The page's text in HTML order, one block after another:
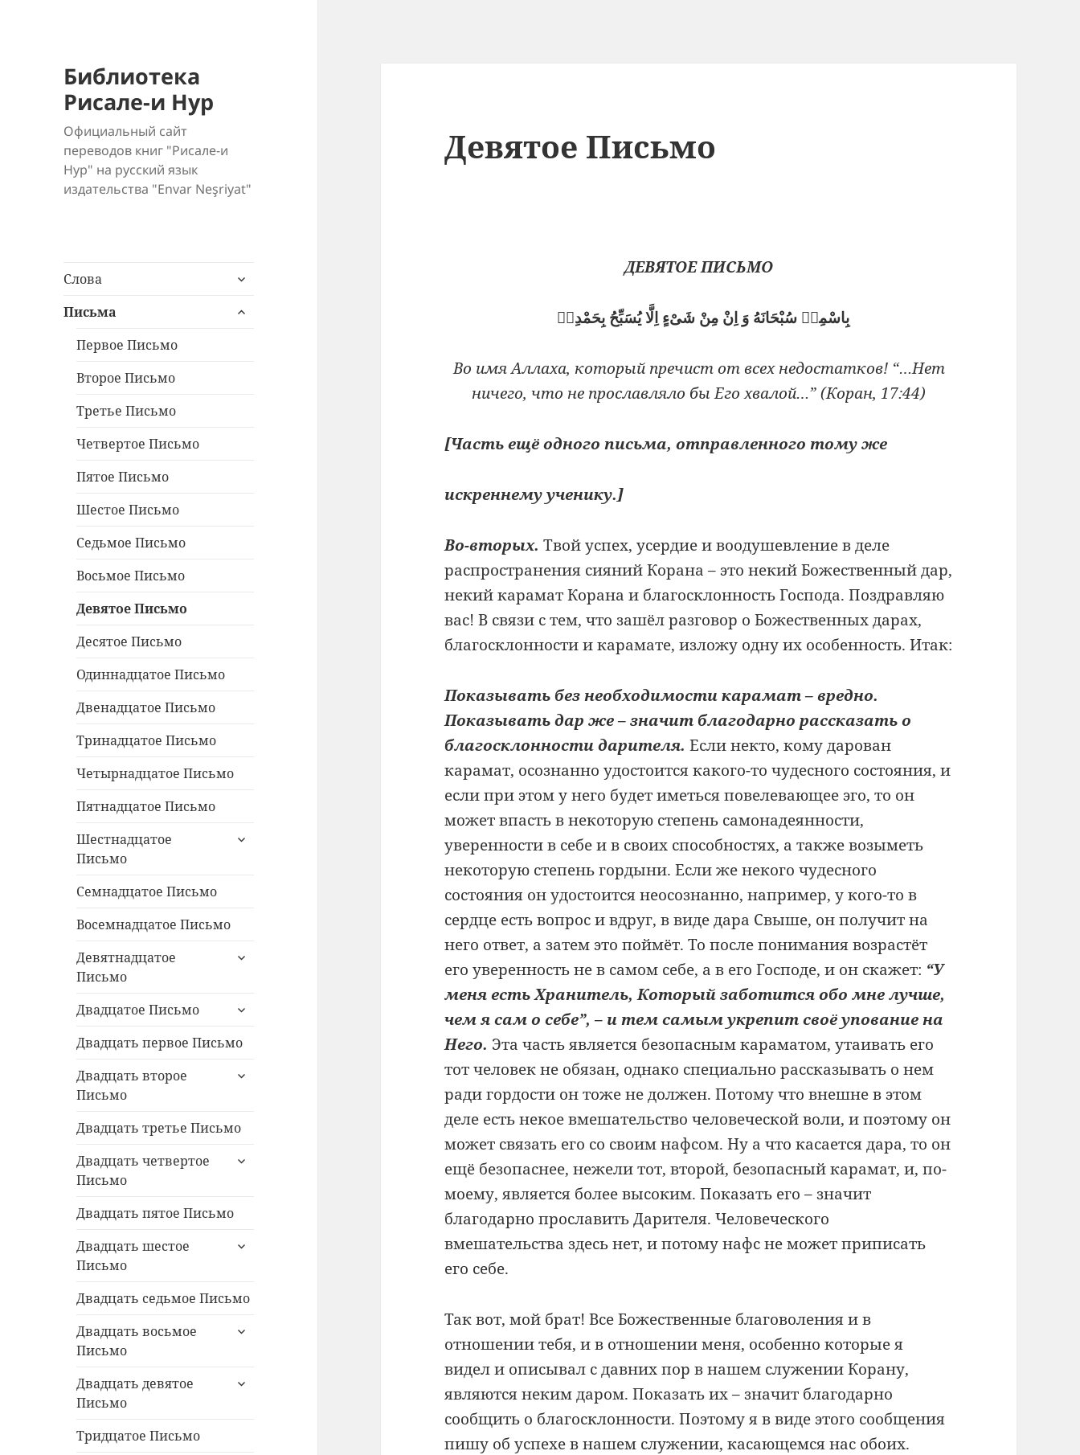
Библиотека
Рисале-и Нур
Официальный сайт
переводов книг "Рисале-и
Нур" на русский язык
издательства "Envar Neşriyat"
Слова
раскрыть
меню
Письма
раскрыть
Первое Письмо
Второе Письмо
Третье Письмо
Четвертое Письмо
Пятое Письмо
Шестое Письмо
Седьмое Письмо
Восьмое Письмо
Девятое Письмо
Десятое Письмо
Одиннадцатое Письмо
Двенадцатое Письмо
Тринадцатое Письмо
Четырнадцатое Письмо
Пятнадцатое Письмо
Шестнадцатое
Письмо
раскрыть
Семнадцатое Письмо
Восемнадцатое Письмо
Девятнадцатое
Письмо
раскрыть
Двадцатое Письмо
раскрыть
меню
Двадцать первое Письмо
Двадцать второе
Письмо
раскрыть
Двадцать третье Письмо
Двадцать четвертое
Письмо
раскрыть
Двадцать пятое Письмо
Двадцать шестое
Письмо
раскрыть
Двадцать седьмое Письмо
Двадцать восьмое
Письмо
раскрыть
Двадцать девятое
Письмо
раскрыть
Тридцатое Письмо
Девятое Письмо
ДЕВЯТОЕ ПИСЬМО
بِاسْمِهٖ سُبْحَانَهُ وَ اِنْ مِنْ شَىْءٍ اِلَّا يُسَبِّحُ بِحَمْدِهٖ
Во имя Аллаха, который пречист от всех недостатков! “…Нет
ничего, что не прославляло бы Его хвалой…” (Коран, 17:44)
[Часть ещё одного письма, отправленного тому же
искреннему ученику.]
Во-вторых. Твой успех, усердие и воодушевление в деле
распространения сияний Корана – это некий Божественный дар,
некий карамат Корана и благосклонность Господа. Поздравляю
вас! В связи с тем, что зашёл разговор о Божественных дарах,
благосклонности и карамате, изложу одну их особенность. Итак:
Показывать без необходимости карамат – вредно.
Показывать дар же – значит благодарно рассказать о
благосклонности дарителя. Если некто, кому дарован
карамат, осознанно удостоится какого-то чудесного состояния, и
если при этом у него будет иметься повелевающее эго, то он
может впасть в некоторую степень самонадеянности,
уверенности в себе и в своих способностях, а также возыметь
некоторую степень гордыни. Если же некого чудесного
состояния он удостоится неосознанно, например, у кого-то в
сердце есть вопрос и вдруг, в виде дара Свыше, он получит на
него ответ, а затем это поймёт. То после понимания возрастёт
его уверенность не в самом себе, а в его Господе, и он скажет: “У
меня есть Хранитель, Который заботится обо мне лучше,
чем я сам о себе”, – и тем самым укрепит своё упование на
Него. Эта часть является безопасным караматом, утаивать его
тот человек не обязан, однако специально рассказывать о нем
ради гордости он тоже не должен. Потому что внешне в этом
деле есть некое вмешательство человеческой воли, и поэтому он
может связать его со своим нафсом. Ну а что касается дара, то он
ещё безопаснее, нежели тот, второй, безопасный карамат, и, по-
моему, является более высоким. Показать его – значит
благодарно прославить Дарителя. Человеческого
вмешательства здесь нет, и потому нафс не может приписать
его себе.
Так вот, мой брат! Все Божественные благоволения и в
отношении тебя, и в отношении меня, особенно которые я
видел и описывал с давних пор в нашем служении Корану,
являются неким даром. Показать их – значит благодарно
сообщить о благосклонности. Поэтому я в виде этого сообщения
пишу об успехе в нашем служении, касающемся нас обоих.